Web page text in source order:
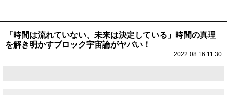
「時間は流れていない、未来は決定している」時間の真理
を解き明かすブロック宇宙論がヤバい！
2022.08.16 11:30